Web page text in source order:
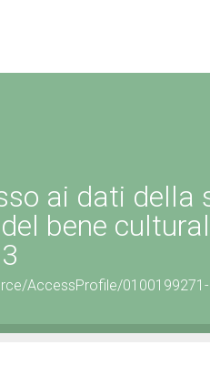
ai dati della
bene
AccessProfile/